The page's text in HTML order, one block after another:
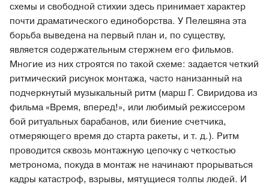
схемы и свободной стихии здесь принимает характер
почти драматического единоборства. У Пелешяна эта
борьба выведена на первый план и, по существу,
является содержательным стержнем его фильмов.
Многие из них строятся по такой схеме: задается четкий
ритмический рисунок монтажа, часто нанизанный на
подчеркнутый музыкальный ритм (марш Г. Свиридова из
фильма «Время, вперед!», или любимый режиссером
бой ритуальных барабанов, или биение счетчика,
отмеряющего время до старта ракеты, и т. д.). Ритм
проводится сквозь монтажную цепочку с четкостью
метронома, покуда в монтаж не начинают прорываться
кадры катастроф, взрывы, мятущиеся толпы людей. И